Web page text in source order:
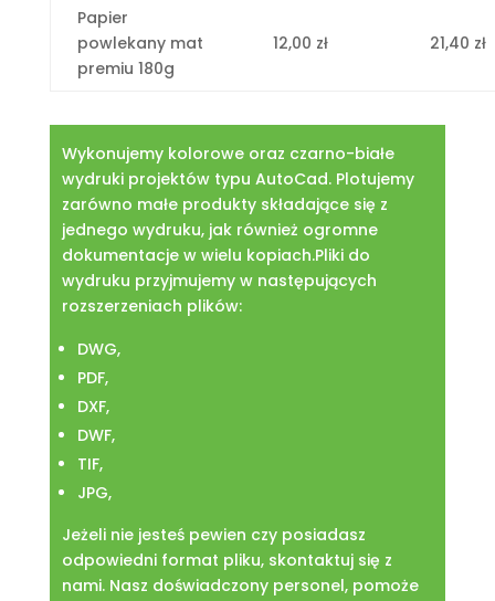
Papier
powlekany mat
premiu 180g
12,00 zł 21,40 zł
Wykonujemy kolorowe oraz czarno-białe
wydruki projektów typu AutoCad. Plotujemy
zarówno małe produkty składające się z
jednego wydruku, jak również ogromne
dokumentacje w wielu kopiach.Pliki do
wydruku przyjmujemy w następujących
rozszerzeniach plików:
DWG,
PDF,
DXF,
DWF,
TIF,
JPG,
Jeżeli nie jesteś pewien czy posiadasz
odpowiedni format pliku, skontaktuj się z
nami. Nasz doświadczony personel, pomoże